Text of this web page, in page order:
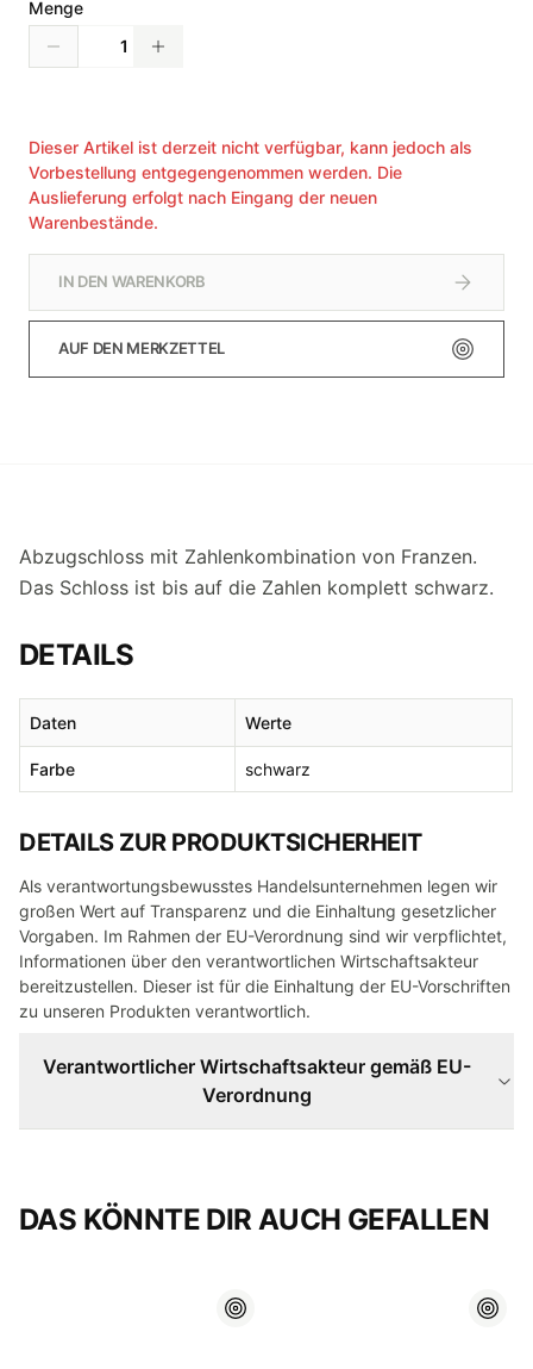
Menge
Dieser Artikel ist derzeit nicht verfügbar, kann jedoch als
Vorbestellung entgegengenommen werden. Die
Auslieferung erfolgt nach Eingang der neuen
Warenbestände.
IN DEN WARENKORB
AUF DEN MERKZETTEL
Abzugschloss mit Zahlenkombination von Franzen.
Das Schloss ist bis auf die Zahlen komplett schwarz.
DETAILS
Daten Werte
Farbe schwarz
DETAILS ZUR PRODUKTSICHERHEIT
Als verantwortungsbewusstes Handelsunternehmen legen wir
großen Wert auf Transparenz und die Einhaltung gesetzlicher
Vorgaben. Im Rahmen der EU-Verordnung sind wir verpflichtet,
Informationen über den verantwortlichen Wirtschaftsakteur
bereitzustellen. Dieser ist für die Einhaltung der EU-Vorschriften
zu unseren Produkten verantwortlich.
Verantwortlicher Wirtschaftsakteur gemäß EU-
Verordnung
DAS KÖNNTE DIR AUCH GEFALLEN